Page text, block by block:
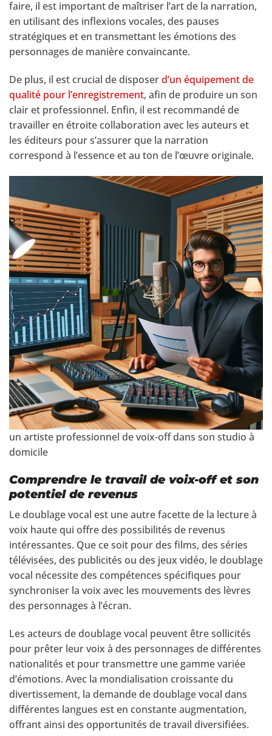
faire, il est important de maîtriser l’art de la narration,
en utilisant des inflexions vocales, des pauses
stratégiques et en transmettant les émotions des
personnages de manière convaincante.
De plus, il est crucial de disposerd’un équipement de
qualité pour l’enregistrement, afin de produire un son
clair et professionnel. Enfin, il est recommandé de
travailler en étroite collaboration avec les auteurs et
les éditeurs pour s’assurer que la narration
correspond à l’essence et au ton de l’œuvre originale.
un artiste professionnel de voix-off dans son studio à
domicile
Comprendre le travail de voix-off et son
potentiel de revenus
Le doublage vocal est une autre facette de la lecture à
voix haute qui offre des possibilités de revenus
intéressantes. Que ce soit pour des films, des séries
télévisées, des publicités ou des jeux vidéo, le doublage
vocal nécessite des compétences spécifiques pour
synchroniser la voix avec les mouvements des lèvres
des personnages à l’écran.
Les acteurs de doublage vocal peuvent être sollicités
pour prêter leur voix à des personnages de différentes
nationalités et pour transmettre une gamme variée
d’émotions. Avec la mondialisation croissante du
divertissement, la demande de doublage vocal dans
différentes langues est en constante augmentation,
offrant ainsi des opportunités de travail diversifiées.